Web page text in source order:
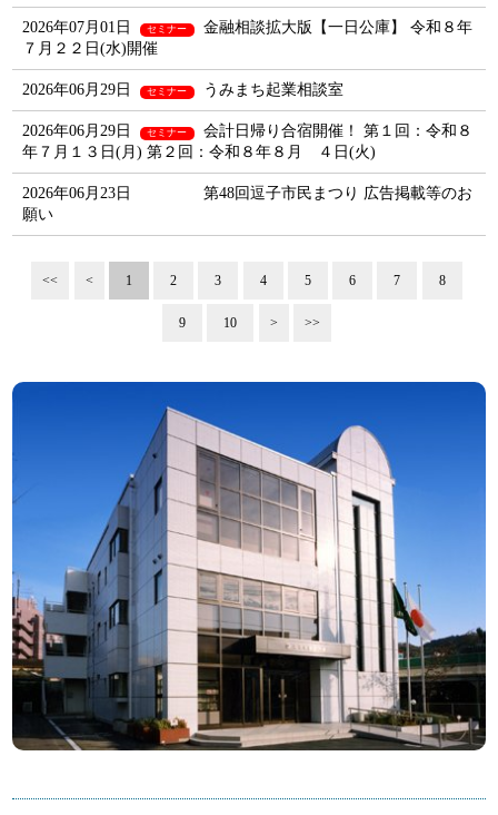
2026年07月01日 セミナー
金融相談拡大版【一日公庫】 令和８年
７月２２日(水)開催
2026年06月29日 セミナー うみまち起業相談室
2026年06月29日 セミナー
会計日帰り合宿開催！ 第１回：令和８
年７月１３日(月) 第２回：令和８年８月 ４日(火)
2026年06月23日
第48回逗子市民まつり 広告掲載等のお
願い
<< < 1 2 3 4 5 6 7 8
9 10 > >>